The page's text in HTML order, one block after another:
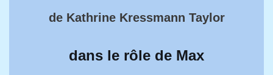
de Kathrine Kressmann Taylor
dans le rôle de Max